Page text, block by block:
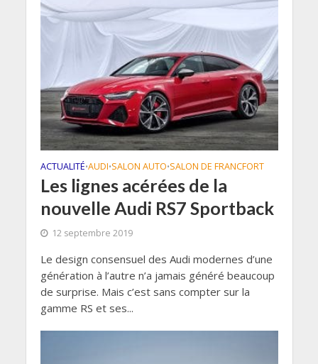
ACTUALITÉ•AUDI•SALON AUTO•SALON DE FRANCFORT
Les lignes acérées de la
nouvelle Audi RS7 Sportback
12 septembre 2019
Le design consensuel des Audi modernes d’une
génération à l’autre n’a jamais généré beaucoup
de surprise. Mais c’est sans compter sur la
gamme RS et ses...